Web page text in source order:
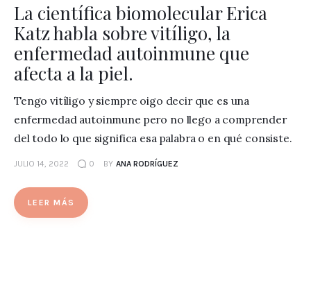
La científica biomolecular Erica
Katz habla sobre vitíligo, la
enfermedad autoinmune que
afecta a la piel.
Tengo vitíligo y siempre oigo decir que es una
enfermedad autoinmune pero no llego a comprender
del todo lo que significa esa palabra o en qué consiste.
JULIO 14, 2022 0 BY ANA RODRÍGUEZ
LEER MÁS